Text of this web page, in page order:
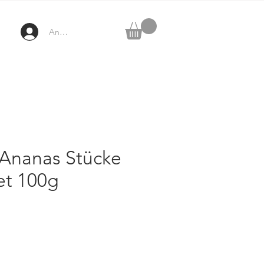
Anmelden
Stücke
100g